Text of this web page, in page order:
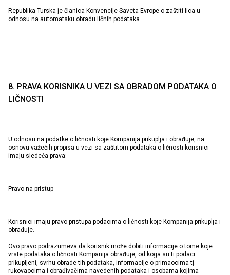
Republika Turska je članica Konvencije Saveta Evrope o zaštiti lica u
odnosu na automatsku obradu ličnih podataka.
8. PRAVA KORISNIKA U VEZI SA OBRADOM PODATAKA O
LIČNOSTI
U odnosu na podatke o ličnosti koje Kompanija prikuplja i obrađuje, na
osnovu važećih propisa u vezi sa zaštitom podataka o ličnosti korisnici
imaju sledeća prava:
Pravo na pristup
Korisnici imaju pravo pristupa podacima o ličnosti koje Kompanija prikuplja i
obrađuje.
Ovo pravo podrazumeva da korisnik može dobiti informacije o tome koje
vrste podataka o ličnosti Kompanija obrađuje, od koga su ti podaci
prikupljeni, svrhu obrade tih podataka, informacije o primaocima tj.
rukovaocima i obrađivačima navedenih podataka i osobama kojima